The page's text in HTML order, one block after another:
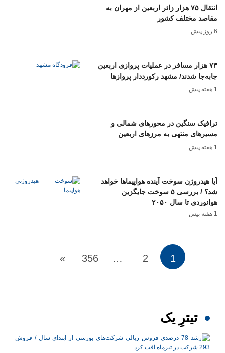
انتقال ۷۵ هزار زائر اربعین از مهران به
مقاصد مختلف کشور
6 روز پیش
۷۳ هزار مسافر در عملیات پروازی اربعین
جابه‌جا شدند/ مشهد رکورددار پروازها
1 هفته پیش
ترافیک سنگین در محورهای شمالی و
مسیرهای منتهی به مرزهای اربعین
1 هفته پیش
آیا هیدروژن سوخت آینده هواپیماها خواهد
شد؟ / بررسی ۵ سوخت جایگزین
هوانوردی تا سال ۲۰۵۰
1 هفته پیش
1
2
…
356
»
تیترِ یک